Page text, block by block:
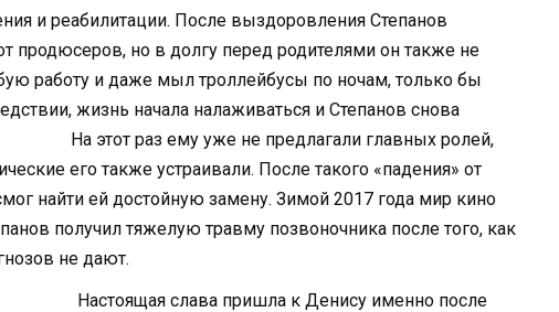
и реабилитации. После выздоровления Степанов
продюсеров, но в долгу перед родителями он также не
работу и даже мыл троллейбусы по ночам, только бы
жизнь начала налаживаться и Степанов снова
раз ему уже не предлагали главных ролей,
его также устраивали. После такого «падения» от
найти ей достойную замену. Зимой 2017 года мир кино
получил тяжелую травму позвоночника после того, как
не дают.
Настоящая слава пришла к Денису именно после